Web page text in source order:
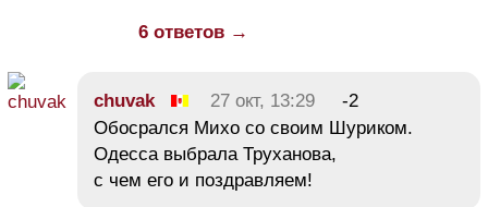
6 ответов →
chuvak 27 окт, 13:29
-2
Обосрался Михо со своим Шуриком.
Одесса выбрала Труханова,
с чем его и поздравляем!